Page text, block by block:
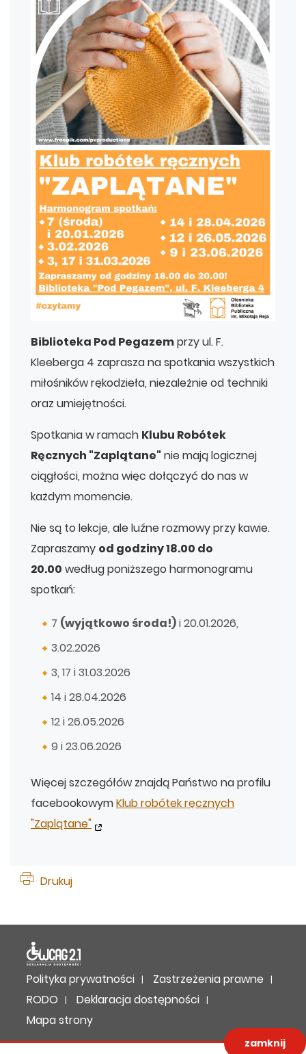
zamknij
Biblioteka Pod Pegazemprzy ul. F.
Kleeberga 4 zaprasza na spotkania wszystkich
miłośników rękodzieła, niezależnie od techniki
oraz umiejętności.
Spotkania w ramach Klubu Robótek
Ręcznych "Zaplątane" nie mają logicznej
ciągłości, można więc dołączyć do nas w
każdym momencie.
Nie są to lekcje, ale luźne rozmowy przy kawie.
Zapraszamy od godziny 18.00 do
20.00 według poniższego harmonogramu
spotkań:
7 (wyjątkowo środa!)i 20.01.2026,
3.02.2026
3, 17 i 31.03.2026
14 i 28.04.2026
12 i 26.05.2026
9 i 23.06.2026
Więcej szczegółów znajdą Państwo na profilu
facebookowymKlub robótek ręcznych
"Zaplątane"
Drukuj
Polityka prywatności
Zastrzeżenia prawne
RODO
Deklaracja dostępności
Mapa strony
Projekt: IntraCOM.pl